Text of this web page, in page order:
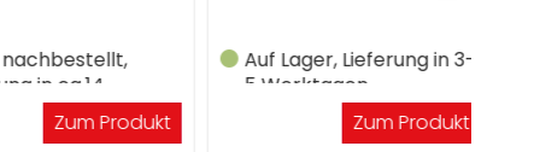
in ca.14
Zum Produkt
Auf Lager, Lieferung in 3-
5 Werktagen
Zum Produkt